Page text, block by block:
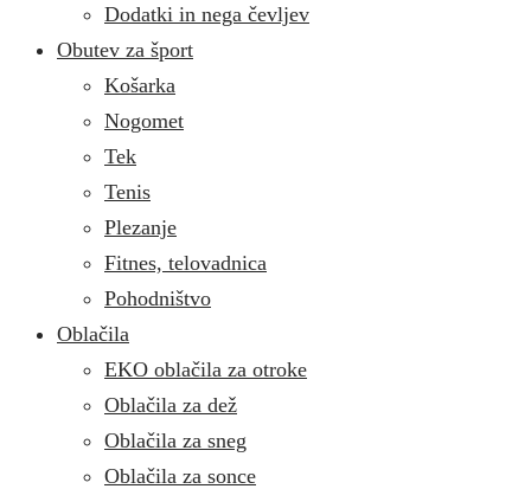
Dodatki in nega čevljev
Obutev za šport
Košarka
Nogomet
Tek
Tenis
Plezanje
Fitnes, telovadnica
Pohodništvo
Oblačila
EKO oblačila za otroke
Oblačila za dež
Oblačila za sneg
Oblačila za sonce